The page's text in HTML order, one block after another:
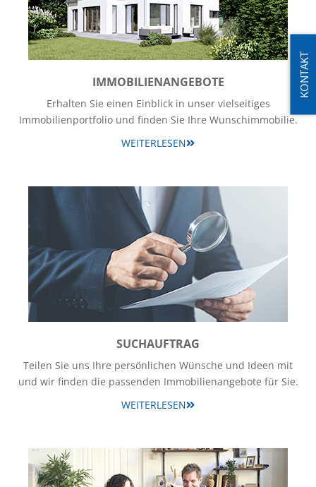
KONTAKT
IMMOBILIENANGEBOTE
Erhalten Sie einen Einblick in unser vielseitiges
Immobilienportfolio und finden Sie Ihre Wunschimmobilie.
WEITERLESEN
SUCHAUFTRAG
Teilen Sie uns Ihre persönlichen Wünsche und Ideen mit
und wir finden die passenden Immobilienangebote für Sie.
WEITERLESEN